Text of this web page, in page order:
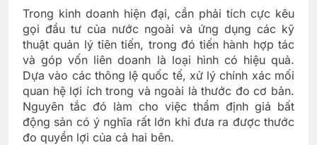
Trong kinh doanh hiện đại, cần phải tích cực kêu
gọi đầu tư của nước ngoài và ứng dụng các kỹ
thuật quản lý tiên tiến, trong đó tiến hành hợp tác
và góp vốn liên doanh là loại hình có hiệu quả.
Dựa vào các thông lệ quốc tế, xử lý chính xác mối
quan hệ lợi ích trong và ngoài là thước đo cơ bản.
Nguyên tắc đó làm cho việc thẩm định giá bất
động sản có ý nghĩa rất lớn khi đưa ra được thước
đo quyền lợi của cả hai bên.